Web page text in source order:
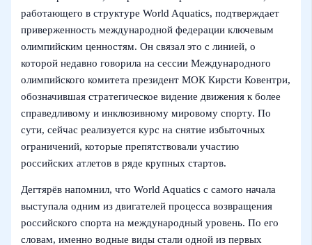
работающего в структуре World Aquatics, подтверждает
приверженность международной федерации ключевым
олимпийским ценностям. Он связал это с линией, о
которой недавно говорила на сессии Международного
олимпийского комитета президент МОК Кирсти Ковентри,
обозначившая стратегическое видение движения к более
справедливому и инклюзивному мировому спорту. По
сути, сейчас реализуется курс на снятие избыточных
ограничений, которые препятствовали участию
российских атлетов в ряде крупных стартов.
Дегтярёв напомнил, что World Aquatics с самого начала
выступала одним из двигателей процесса возвращения
российского спорта на международный уровень. По его
словам, именно водные виды стали одной из первых